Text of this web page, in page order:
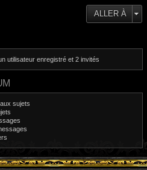
ALLER À
utilisateur enregistré et 2 invités
sujets